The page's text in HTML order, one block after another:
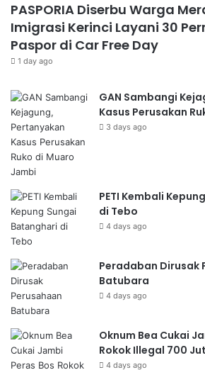
PASPORIA Diserbu Warga
Imigrasi Kerinci Layani 30
Paspor di Car Free Day
1 day ago
GAN Sambangi
Kasus Perusakan
3 days ago
PETI Kembali
di Tebo
4 days ago
Peradaban Dirusak
Batubara
4 days ago
Oknum Bea Cukai
Rokok Illegal 700
4 days ago